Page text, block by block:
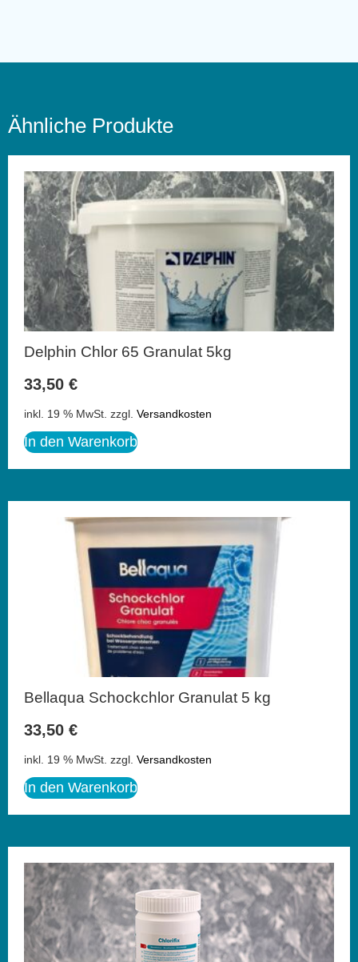
Ähnliche Produkte
Delphin Chlor 65 Granulat 5kg
33,50 €
inkl. 19 % MwSt. zzgl. Versandkosten
In den Warenkorb
Bellaqua Schockchlor Granulat 5 kg
33,50 €
inkl. 19 % MwSt. zzgl. Versandkosten
In den Warenkorb